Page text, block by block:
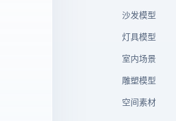
沙发模型
灯具模型
室内场景
雕塑模型
空间素材